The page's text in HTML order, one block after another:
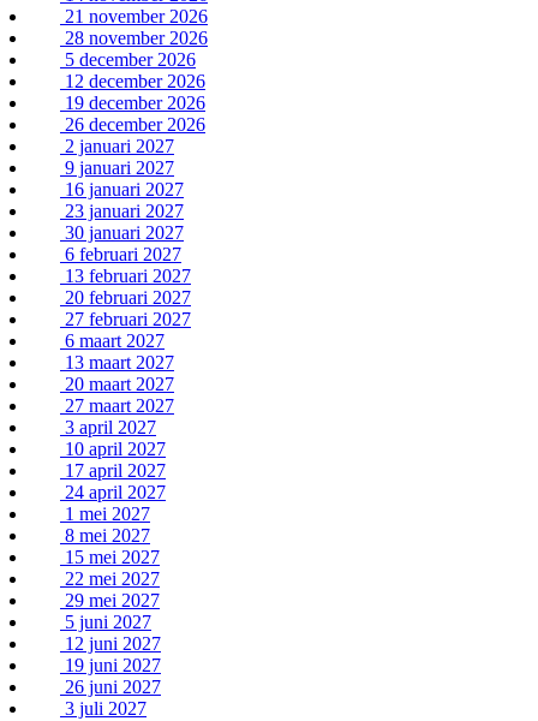
21 november 2026
28 november 2026
5 december 2026
12 december 2026
19 december 2026
26 december 2026
2 januari 2027
9 januari 2027
16 januari 2027
23 januari 2027
30 januari 2027
6 februari 2027
13 februari 2027
20 februari 2027
27 februari 2027
6 maart 2027
13 maart 2027
20 maart 2027
27 maart 2027
3 april 2027
10 april 2027
17 april 2027
24 april 2027
1 mei 2027
8 mei 2027
15 mei 2027
22 mei 2027
29 mei 2027
5 juni 2027
12 juni 2027
19 juni 2027
26 juni 2027
3 juli 2027